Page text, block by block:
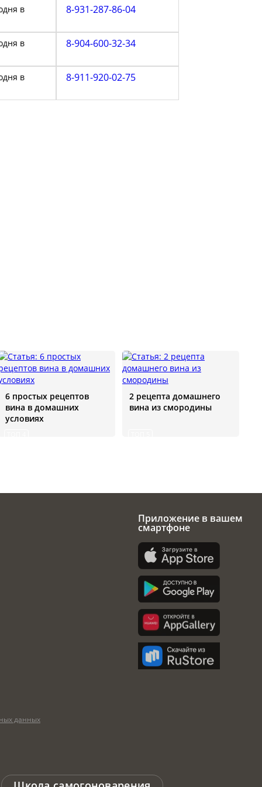
в
8-931-287-86-04
в
8-904-600-32-34
в
8-911-920-02-75
6 простых рецептов
вина в домашних
условиях
2 рецепта домашнего
вина из смородины
данных
Приложение в вашем
смартфоне